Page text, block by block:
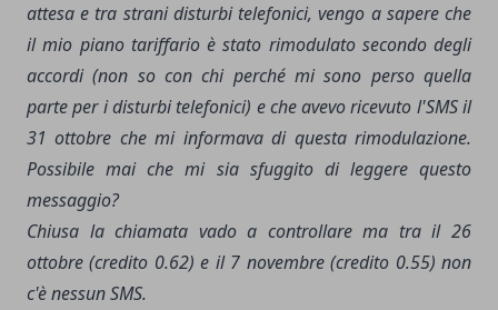
attesa e tra strani disturbi telefonici, vengo a sapere che
il mio piano tariffario è stato rimodulato secondo degli
accordi (non so con chi perché mi sono perso quella
parte per i disturbi telefonici) e che avevo ricevuto l'SMS il
31 ottobre che mi informava di questa rimodulazione.
Possibile mai che mi sia sfuggito di leggere questo
messaggio?
Chiusa la chiamata vado a controllare ma tra il 26
ottobre (credito 0.62) e il 7 novembre (credito 0.55) non
c'è nessun SMS.